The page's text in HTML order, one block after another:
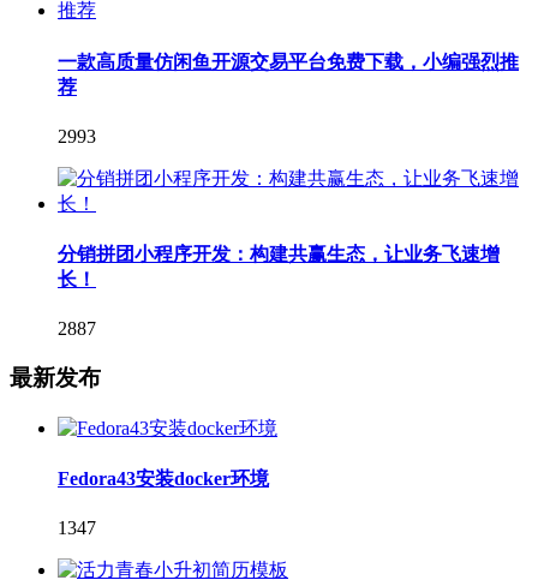
一款高质量仿闲鱼开源交易平台免费下载，小编强烈推
荐
2993
分销拼团小程序开发：构建共赢生态，让业务飞速增
长！
2887
最新发布
Fedora43安装docker环境
1347